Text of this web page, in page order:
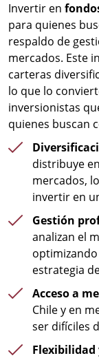
Invertir en
para quienes
respaldo de
mercados. Este
carteras
lo que lo
inversionistas
quienes buscan
distribuye
mercados,
invertir en
Gestión
analizan el
estrategia
Acceso a
Chile y en
ser difíciles
Flexibilidad